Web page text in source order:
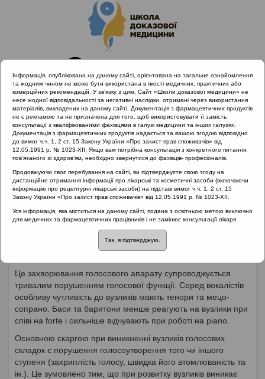
Головна
Матеріали за МКХ-11
12 Хвороби органів дихання
Вузлики голосових складок («вузлики співаків»)
Вузлики голосових
складок («вузлики
співаків»)
Це захворювання голосового апарату супроводжується
тривалим порушенням голосової функції. Серед вокалістів
особливу чутливість до вузликів мають тенори та мецо-
сопрано. Баси та баритони менше реагують на вузлики при
співі на forte і сильніше відчувають при роботі на piano.
Основною скаргою при виникненні вузликів голосових
складок є порушення голосоутворення того чи іншого
ступеня (захриплість голосу, швидка його втомлюваність та
ін.). Це зумовлено тим, що при розвитку вузликів виникає
Інформація, опублікована на даному сайті, орієнтована на загальне ознайомлення
та жодним чином не може бути використана в якості медичних, практичних або
комерційних рекомендацій. У зв’язку з цим, Сайт «Школи доказової медицини» не
несе жодної відповідальності за негативні наслідки, отримані через використання
матеріалів, викладених на даному сайті. Документація з фармацевтичних продуктів
не є рекламою та не призначена для того, щоб використовувати її замість
консультації з кваліфікованими фахівцями в галузі медицини та інших галузях.
Документація з фармацевтичних продуктів надається за вашою згодою відповідно
до вимог ч.ч. 1, 2 ст. 15 Закону України «Про захист прав споживачів» від
12.05.1991 р. № 1023-XII. Якщо вам потрібна консультація з конкретного питання,
пов’язаного зі здоров’ям, необхідно звернутися до фахівців- професіоналів.
Продовжуючи своє перебування на сайті, ви підтверджуєте свою згоду на
дистанційне отримання інформації про лікарські та косметичні засоби (включаючи
інформацію про рецептурні лікарські засоби) на підставі вимог ч.ч. 1, 2 ст. 15
Закону України «Про захист прав споживачів» від 12.05.1991 р. № 1023-XII.
Уся інформація, яка міститься на даному сайті, подана з освітньою метою виключно
для медичних та фармацевтичних працівників і не замінює консультації лікаря.
Так, я підтверджую.